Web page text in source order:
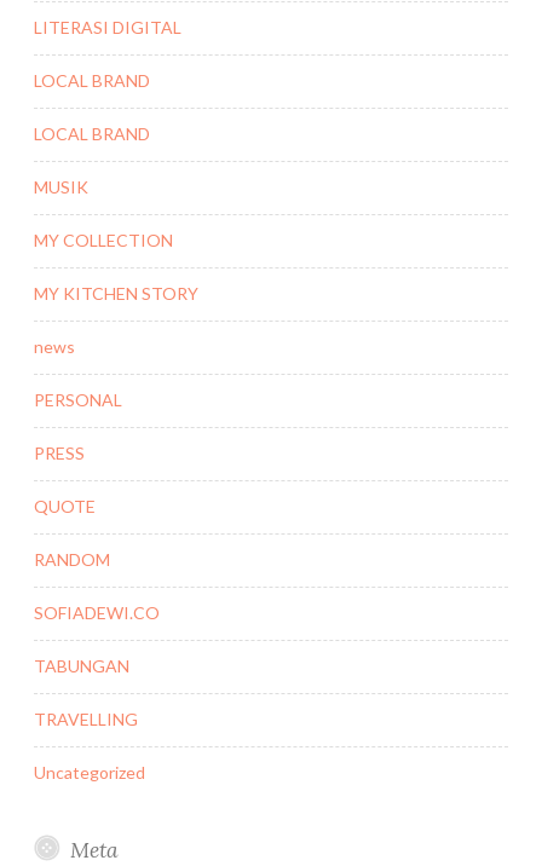
LITERASI DIGITAL
LOCAL BRAND
LOCAL BRAND
MUSIK
MY COLLECTION
MY KITCHEN STORY
news
PERSONAL
PRESS
QUOTE
RANDOM
SOFIADEWI.CO
TABUNGAN
TRAVELLING
Uncategorized
Meta